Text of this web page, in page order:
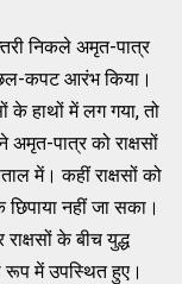
निकले अमृत-पात्र
कपट आरंभ किया।
के हाथों में लग गया, तो
पात्र को राक्षसों
में। कहीं राक्षसों को
नहीं जा सका।
के बीच युद्ध
रूप में उपस्थित हुए।